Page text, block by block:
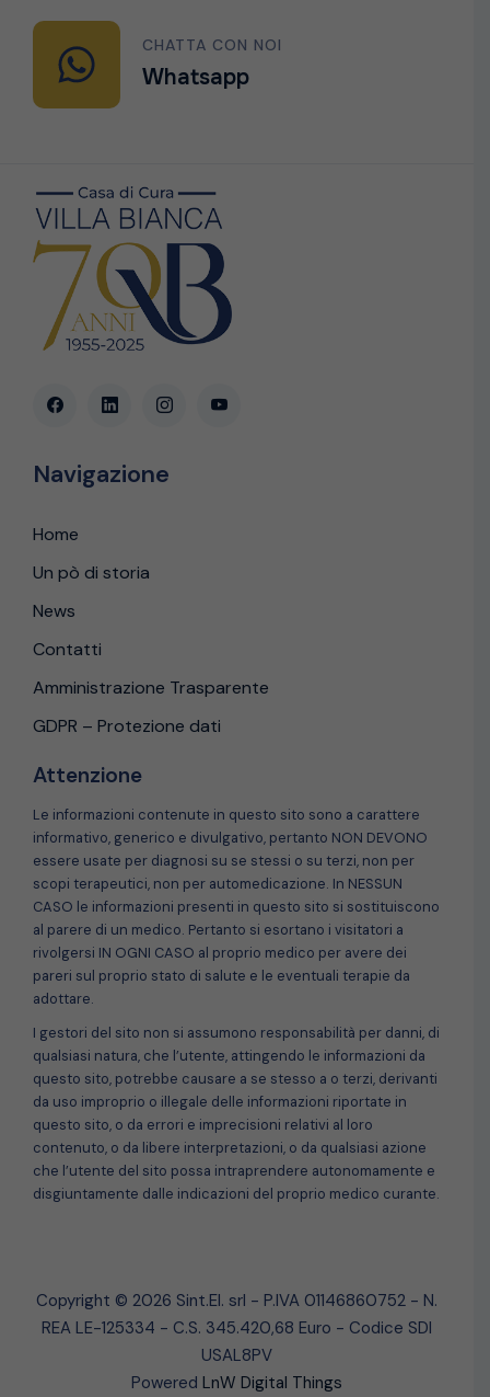
CHATTA CON NOI
Whatsapp
Navigazione
Home
Un pò di storia
News
Contatti
Amministrazione Trasparente
GDPR – Protezione dati
Attenzione
Le informazioni contenute in questo sito sono a carattere
informativo, generico e divulgativo, pertanto NON DEVONO
essere usate per diagnosi su se stessi o su terzi, non per
scopi terapeutici, non per automedicazione. In NESSUN
CASO le informazioni presenti in questo sito si sostituiscono
al parere di un medico. Pertanto si esortano i visitatori a
rivolgersi IN OGNI CASO al proprio medico per avere dei
pareri sul proprio stato di salute e le eventuali terapie da
adottare.
I gestori del sito non si assumono responsabilità per danni, di
qualsiasi natura, che l’utente, attingendo le informazioni da
questo sito, potrebbe causare a se stesso a o terzi, derivanti
da uso improprio o illegale delle informazioni riportate in
questo sito, o da errori e imprecisioni relativi al loro
contenuto, o da libere interpretazioni, o da qualsiasi azione
che l’utente del sito possa intraprendere autonomamente e
disgiuntamente dalle indicazioni del proprio medico curante.
Copyright © 2026 Sint.El. srl - P.IVA 01146860752 - N.
REA LE-125334 - C.S. 345.420,68 Euro - Codice SDI
USAL8PV
Powered LnW Digital Things